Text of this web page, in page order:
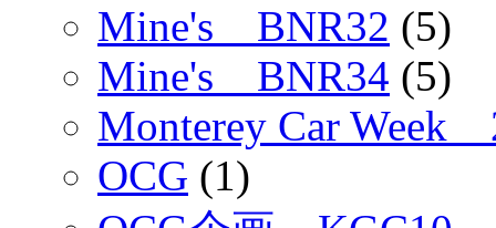
Mine's BNR32 (5)
Mine's BNR34 (5)
Monterey Car Week
OCG (1)